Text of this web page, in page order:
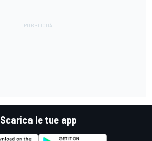
Scarica le tue app